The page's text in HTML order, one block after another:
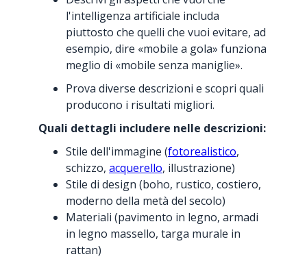
l'intelligenza artificiale includa
piuttosto che quelli che vuoi evitare, ad
esempio, dire «mobile a gola» funziona
meglio di «mobile senza maniglie».
Prova diverse descrizioni e scopri quali
producono i risultati migliori.
Quali dettagli includere nelle descrizioni:
Stile dell'immagine (fotorealistico,
schizzo, acquerello, illustrazione)
Stile di design (boho, rustico, costiero,
moderno della metà del secolo)
Materiali (pavimento in legno, armadi
in legno massello, targa murale in
rattan)